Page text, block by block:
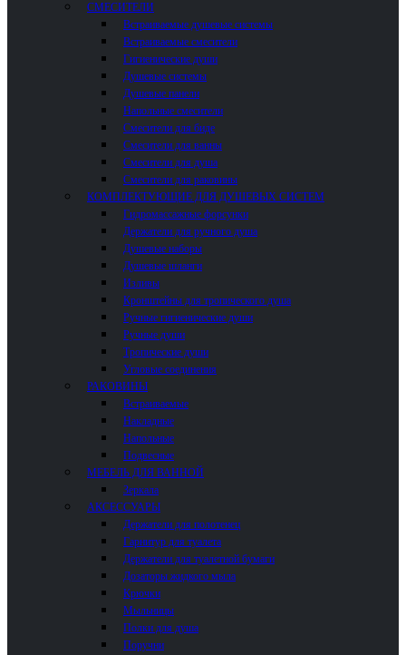
СМЕСИТЕЛИ
Встраиваемые душевые системы
Встраиваемые смесители
Гигиенические души
Душевые системы
Душевые панели
Напольные смесители
Смесители для биде
Смесители для ванны
Смесители для душа
Смесители для раковины
КОМПЛЕКТУЮЩИЕ ДЛЯ ДУШЕВЫХ СИСТЕМ
Гидромассажные форсунки
Держатели для ручного душа
Душевые наборы
Душевые шланги
Изливы
Кронштейны для тропического душа
Ручные гигиенические души
Ручные души
Тропические души
Угловые соединения
РАКОВИНЫ
Встраиваемые
Накладные
Напольные
Подвесные
МЕБЕЛЬ ДЛЯ ВАННОЙ
Зеркала
АКСЕССУАРЫ
Держатели для полотенец
Гарнитур для туалета
Держатели для туалетной бумаги
Дозаторы жидкого мыла
Крючки
Мыльницы
Полки для душа
Поручни